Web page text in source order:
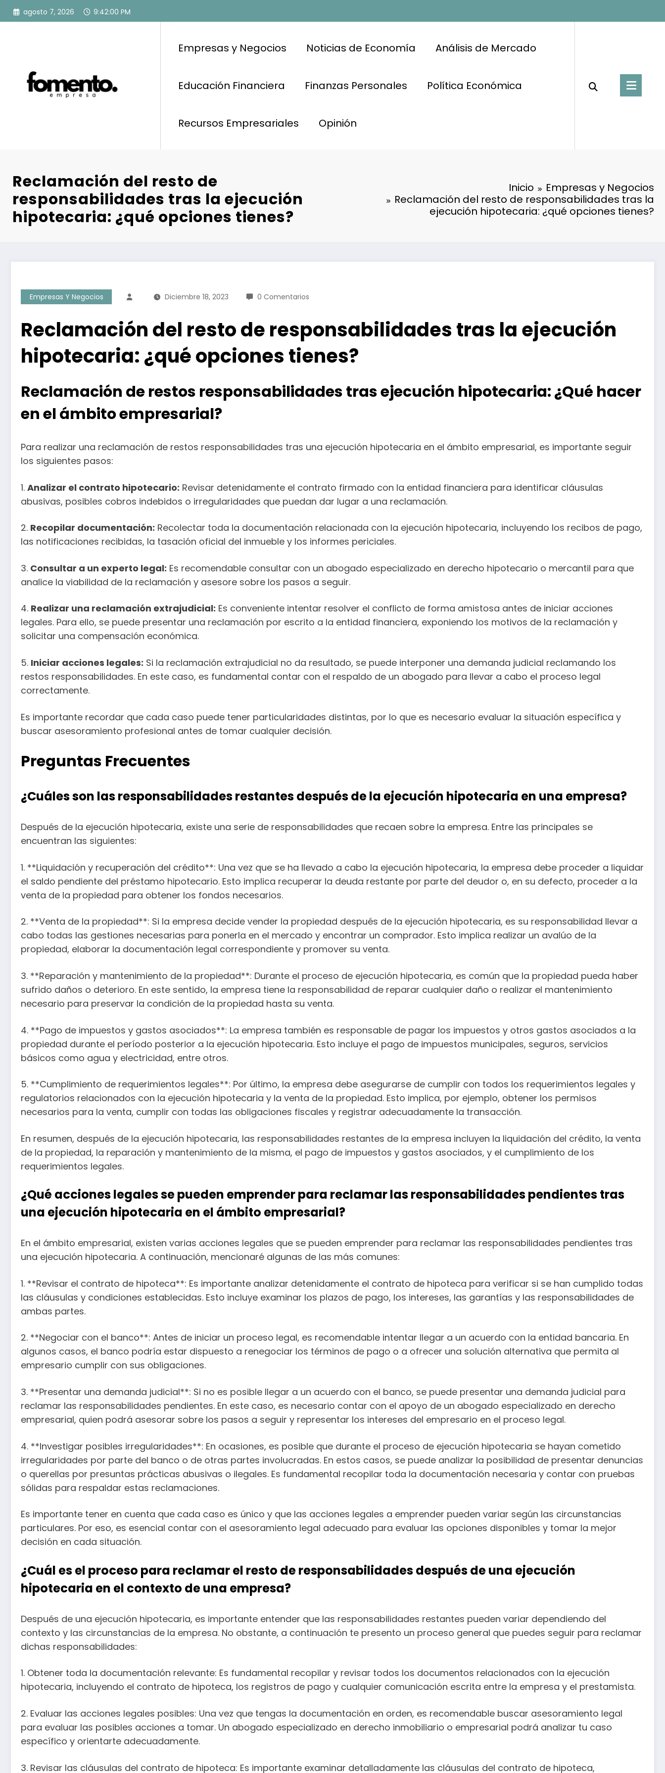
Saltar
agosto 7, 2026 9:42:01 PM
Empresas y Negocios Noticias de Economía Análisis de Mercado
Educación Financiera Finanzas Personales Política Económica
Recursos Empresariales Opinión
Reclamación del resto de
responsabilidades tras la ejecución
hipotecaria: ¿qué opciones tienes?
Inicio
Empresas y Negocios
Reclamación del resto de responsabilidades tras la
ejecución hipotecaria: ¿qué opciones tienes?
Empresas Y Negocios Diciembre 18, 2023 0 Comentarios
Reclamación del resto de responsabilidades tras la ejecución
hipotecaria: ¿qué opciones tienes?
Reclamación de restos responsabilidades tras ejecución hipotecaria: ¿Qué hacer
en el ámbito empresarial?
Para realizar una reclamación de restos responsabilidades tras una ejecución hipotecaria en el ámbito empresarial, es importante seguir
los siguientes pasos:
1. Analizar el contrato hipotecario: Revisar detenidamente el contrato firmado con la entidad financiera para identificar cláusulas
abusivas, posibles cobros indebidos o irregularidades que puedan dar lugar a una reclamación.
2. Recopilar documentación: Recolectar toda la documentación relacionada con la ejecución hipotecaria, incluyendo los recibos de pago,
las notificaciones recibidas, la tasación oficial del inmueble y los informes periciales.
3. Consultar a un experto legal: Es recomendable consultar con un abogado especializado en derecho hipotecario o mercantil para que
analice la viabilidad de la reclamación y asesore sobre los pasos a seguir.
4. Realizar una reclamación extrajudicial: Es conveniente intentar resolver el conflicto de forma amistosa antes de iniciar acciones
legales. Para ello, se puede presentar una reclamación por escrito a la entidad financiera, exponiendo los motivos de la reclamación y
solicitar una compensación económica.
5. Iniciar acciones legales: Si la reclamación extrajudicial no da resultado, se puede interponer una demanda judicial reclamando los
restos responsabilidades. En este caso, es fundamental contar con el respaldo de un abogado para llevar a cabo el proceso legal
correctamente.
Es importante recordar que cada caso puede tener particularidades distintas, por lo que es necesario evaluar la situación específica y
buscar asesoramiento profesional antes de tomar cualquier decisión.
Preguntas Frecuentes
¿Cuáles son las responsabilidades restantes después de la ejecución hipotecaria en una empresa?
Después de la ejecución hipotecaria, existe una serie de responsabilidades que recaen sobre la empresa. Entre las principales se
encuentran las siguientes:
1. **Liquidación y recuperación del crédito**: Una vez que se ha llevado a cabo la ejecución hipotecaria, la empresa debe proceder a liquidar
el saldo pendiente del préstamo hipotecario. Esto implica recuperar la deuda restante por parte del deudor o, en su defecto, proceder a la
venta de la propiedad para obtener los fondos necesarios.
2. **Venta de la propiedad**: Si la empresa decide vender la propiedad después de la ejecución hipotecaria, es su responsabilidad llevar a
cabo todas las gestiones necesarias para ponerla en el mercado y encontrar un comprador. Esto implica realizar un avalúo de la
propiedad, elaborar la documentación legal correspondiente y promover su venta.
3. **Reparación y mantenimiento de la propiedad**: Durante el proceso de ejecución hipotecaria, es común que la propiedad pueda haber
sufrido daños o deterioro. En este sentido, la empresa tiene la responsabilidad de reparar cualquier daño o realizar el mantenimiento
necesario para preservar la condición de la propiedad hasta su venta.
4. **Pago de impuestos y gastos asociados**: La empresa también es responsable de pagar los impuestos y otros gastos asociados a la
propiedad durante el período posterior a la ejecución hipotecaria. Esto incluye el pago de impuestos municipales, seguros, servicios
básicos como agua y electricidad, entre otros.
5. **Cumplimiento de requerimientos legales**: Por último, la empresa debe asegurarse de cumplir con todos los requerimientos legales y
regulatorios relacionados con la ejecución hipotecaria y la venta de la propiedad. Esto implica, por ejemplo, obtener los permisos
necesarios para la venta, cumplir con todas las obligaciones fiscales y registrar adecuadamente la transacción.
En resumen, después de la ejecución hipotecaria, las responsabilidades restantes de la empresa incluyen la liquidación del crédito, la venta
de la propiedad, la reparación y mantenimiento de la misma, el pago de impuestos y gastos asociados, y el cumplimiento de los
requerimientos legales.
¿Qué acciones legales se pueden emprender para reclamar las responsabilidades pendientes tras
una ejecución hipotecaria en el ámbito empresarial?
En el ámbito empresarial, existen varias acciones legales que se pueden emprender para reclamar las responsabilidades pendientes tras
una ejecución hipotecaria. A continuación, mencionaré algunas de las más comunes:
1. **Revisar el contrato de hipoteca**: Es importante analizar detenidamente el contrato de hipoteca para verificar si se han cumplido todas
las cláusulas y condiciones establecidas. Esto incluye examinar los plazos de pago, los intereses, las garantías y las responsabilidades de
ambas partes.
2. **Negociar con el banco**: Antes de iniciar un proceso legal, es recomendable intentar llegar a un acuerdo con la entidad bancaria. En
algunos casos, el banco podría estar dispuesto a renegociar los términos de pago o a ofrecer una solución alternativa que permita al
empresario cumplir con sus obligaciones.
3. **Presentar una demanda judicial**: Si no es posible llegar a un acuerdo con el banco, se puede presentar una demanda judicial para
reclamar las responsabilidades pendientes. En este caso, es necesario contar con el apoyo de un abogado especializado en derecho
empresarial, quien podrá asesorar sobre los pasos a seguir y representar los intereses del empresario en el proceso legal.
4. **Investigar posibles irregularidades**: En ocasiones, es posible que durante el proceso de ejecución hipotecaria se hayan cometido
irregularidades por parte del banco o de otras partes involucradas. En estos casos, se puede analizar la posibilidad de presentar denuncias
o querellas por presuntas prácticas abusivas o ilegales. Es fundamental recopilar toda la documentación necesaria y contar con pruebas
sólidas para respaldar estas reclamaciones.
Es importante tener en cuenta que cada caso es único y que las acciones legales a emprender pueden variar según las circunstancias
particulares. Por eso, es esencial contar con el asesoramiento legal adecuado para evaluar las opciones disponibles y tomar la mejor
decisión en cada situación.
¿Cuál es el proceso para reclamar el resto de responsabilidades después de una ejecución
hipotecaria en el contexto de una empresa?
Después de una ejecución hipotecaria, es importante entender que las responsabilidades restantes pueden variar dependiendo del
contexto y las circunstancias de la empresa. No obstante, a continuación te presento un proceso general que puedes seguir para reclamar
dichas responsabilidades:
1. Obtener toda la documentación relevante: Es fundamental recopilar y revisar todos los documentos relacionados con la ejecución
hipotecaria, incluyendo el contrato de hipoteca, los registros de pago y cualquier comunicación escrita entre la empresa y el prestamista.
2. Evaluar las acciones legales posibles: Una vez que tengas la documentación en orden, es recomendable buscar asesoramiento legal
para evaluar las posibles acciones a tomar. Un abogado especializado en derecho inmobiliario o empresarial podrá analizar tu caso
específico y orientarte adecuadamente.
3. Revisar las cláusulas del contrato de hipoteca: Es importante examinar detalladamente las cláusulas del contrato de hipoteca,